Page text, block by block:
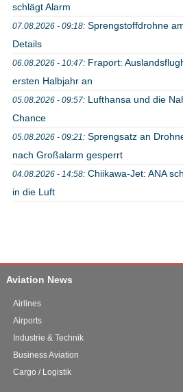
schlägt Alarm
07.08.2026 - 09:18: Sprengstoffdrohne
Details
06.08.2026 - 10:47: Fraport:
ersten Halbjahr an
05.08.2026 - 09:57: Lufthansa und die
Chance
05.08.2026 - 09:21: Sprengsatz an
nach Großalarm gesperrt
04.08.2026 - 14:58: Chiikawa-Jet: ANA
in die Luft
Aviation News
Airlines
Airports
Industrie & Technik
Business Aviation
Cargo / Logistik